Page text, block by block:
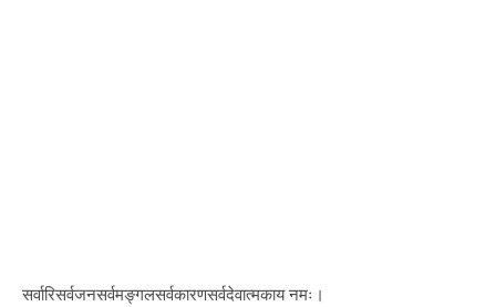
सर्वारिसर्वजनसर्वमङ्गलसर्वकारणसर्वदेवात्मकाय नमः।